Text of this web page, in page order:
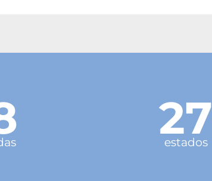
27
estados